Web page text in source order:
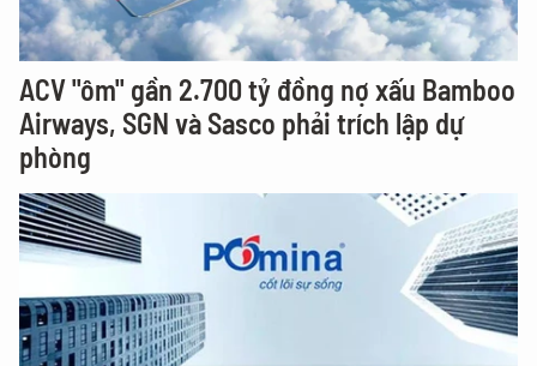
ACV "ôm" gần 2.700 tỷ đồng nợ xấu Bamboo
Airways, SGN và Sasco phải trích lập dự
phòng